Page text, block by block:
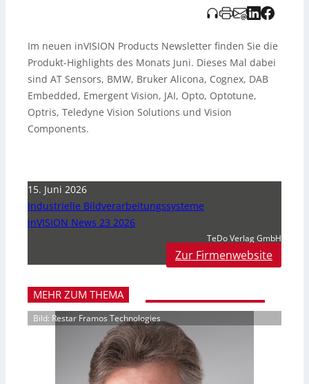
Im neuen inVISION Products Newsletter finden Sie die
Produkt-Highlights des Monats Juni. Dieses Mal dabei
sind AT Sensors, BMW, Bruker Alicona, Cognex, DAB
Embedded, Emergent Vision, JAI, Opto, Optotune,
Optris, Teledyne Vision Solutions und Vision
Components.
15. Juni 2026
Industrielle Bildverarbeitungssysteme
inVISION News 23 2026
TeDo Verlag GmbH
Zur Firmenwebsite
MEHR ZUM THEMA
Bild: Restar Framos Technologies